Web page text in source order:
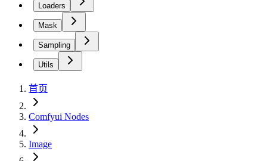
Loaders
Mask
Sampling
Utils
首页
Comfyui Nodes
Image